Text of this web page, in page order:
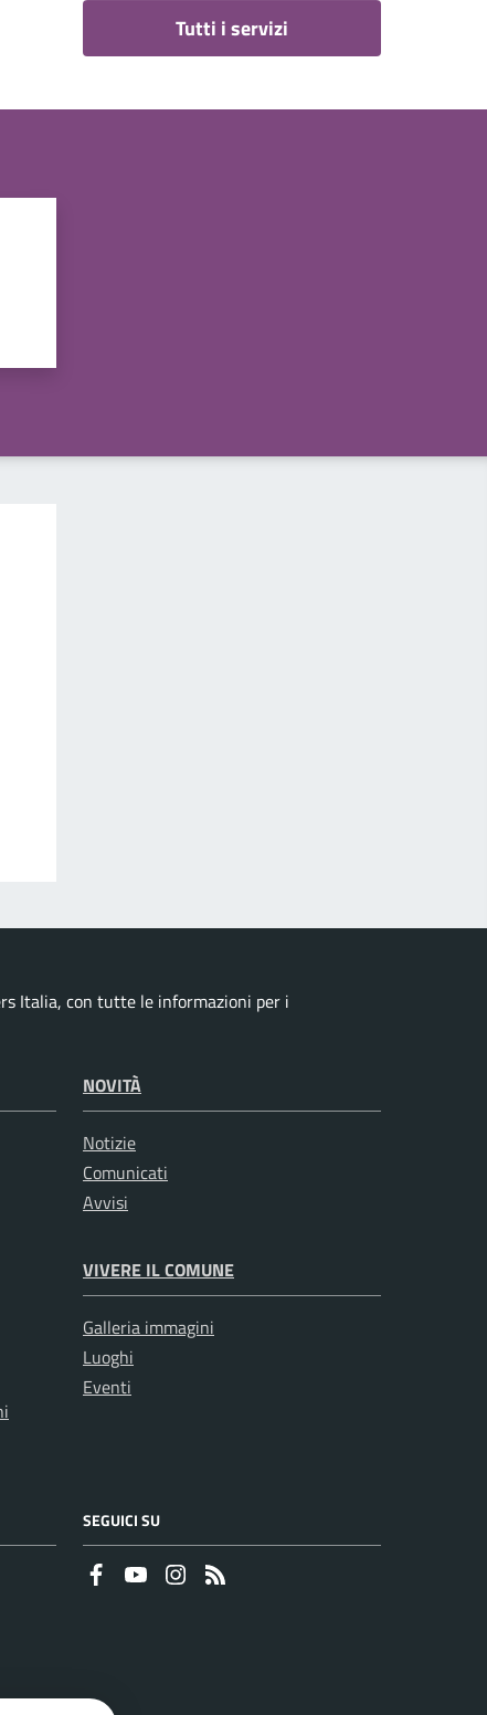
Tutti i servizi
Italia, con tutte le informazioni per i
NOVITÀ
Notizie
Comunicati
Avvisi
VIVERE IL COMUNE
Galleria immagini
Luoghi
Eventi
SEGUICI SU
FaceboookYoutubeInstagram